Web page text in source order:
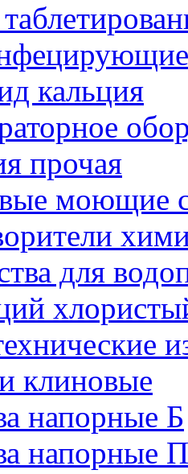
кальция
прочая
моющие
для
клиновые
напорные Б
напорные П